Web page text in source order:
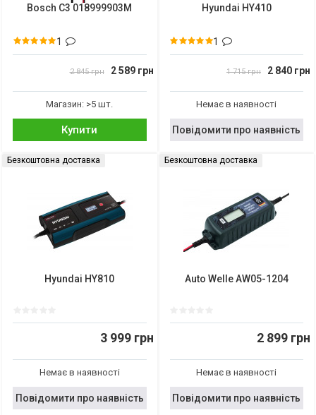
Bosch C3 018999903M
1
2 845 грн 2 589 грн
Магазин: >5 шт.
Купити
Hyundai HY410
1
1 715 грн 2 840 грн
Немає в наявності
Повідомити про наявність
Безкоштовна доставка
Hyundai HY810
3 999 грн
Немає в наявності
Повідомити про наявність
Безкоштовна доставка
Auto Welle AW05-1204
2 899 грн
Немає в наявності
Повідомити про наявність